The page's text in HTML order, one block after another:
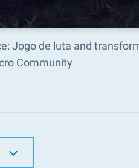
Jogo de luta and
Community